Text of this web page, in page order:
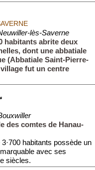
lès-Saverne
habitants abrite deux
dont une abbatiale
(Abbatiale Saint-Pierre-
fut un centre
des comtes de Hanau-
habitants possède un
avec ses
siècles.